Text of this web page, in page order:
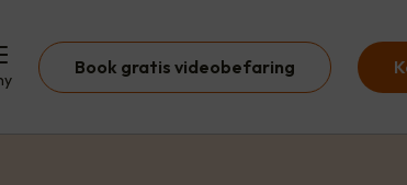
Book gratis videobefaring